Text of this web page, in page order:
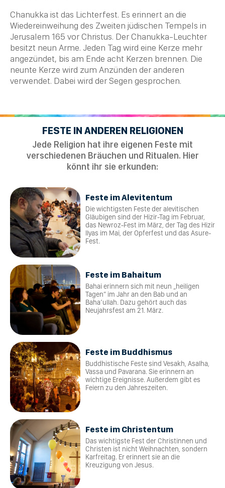
Chanukka ist das Lichterfest. Es erinnert an die
Wiedereinweihung des Zweiten jüdischen Tempels in
Jerusalem 165 vor Christus. DerChanukka-Leuchter
besitzt neun Arme. Jeden Tag wird eine Kerze mehr
angezündet, bis am Ende acht Kerzen brennen. Die
neunte Kerze wird zum Anzünden der anderen
verwendet. Dabei wird der Segen gesprochen.
FESTE IN ANDEREN RELIGIONEN
Jede Religion hat ihre eigenen Feste mit
verschiedenen Bräuchen und Ritualen. Hier
könnt ihr sie erkunden:
Feste im Alevitentum
Die wichtigsten Feste der alevitischen
Gläubigen sind der Hizir-Tag im Februar,
das Newroz-Fest im März, der Tag des Hizir
Ilyas im Mai, der Opferfest und das Asure-
Fest.
Feste im Bahaitum
Bahai erinnern sich mit neun „heiligen
Tagen“ im Jahr an den Bab und an
Baha’ullah. Dazu gehört auch das
Neujahrsfest am 21. März.
Feste im Buddhismus
Buddhistische Feste sind Vesakh, Asalha,
Vassa und Pavarana. Sie erinnern an
wichtige Ereignisse. Außerdem gibt es
Feiern zu den Jahreszeiten.
Feste im Christentum
Das wichtigste Fest der Christinnen und
Christen ist nicht Weihnachten, sondern
Karfreitag. Er erinnert sie an die
Kreuzigung von Jesus.